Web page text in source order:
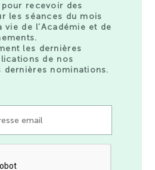
recevoir des
les séances du mois
de l’Académie et de
les dernières
de nos
dernières nominations.